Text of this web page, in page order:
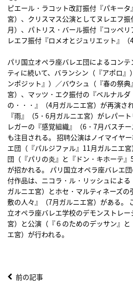
ピエール・ラコット改訂振付『パキー
宮）、クリスマス公演としてヌレエフ
月）、パトリス・バール振付『コッペ
レエフ振付『ロメオとジュリエット』（
パリ国立オペラ座バレエ団によるコン
ティに続いて、バランシン（『アポロ
ンポジット』）／バウシュ（『春の祭
宮）、マッツ・エク振付の『ベルナル
の・・・』（4月ガルニエ宮）が再演さ
『雨』（5・6月ガルニエ宮）がレパー
レガーの『感覚組織』（6・7月バスチ
も注目される。 招聘公演はノイマイヤ
エ団（『パルジファル』11月ガルニエ
団（『パリの炎』と『ドン・キホーテ
が招かれる。 パリ国立オペラ座バレエ
付作品は、ニコラ・ル・リッシュによ
ガルニエ宮）とホセ・マルティネーズ
敷の人々』（7月ガルニエ宮）がある。
立オペラ座バレエ学校のデモンストレ
宮）と公演（『６のためのデッサン』
エ宮）が行われる。
前の記事